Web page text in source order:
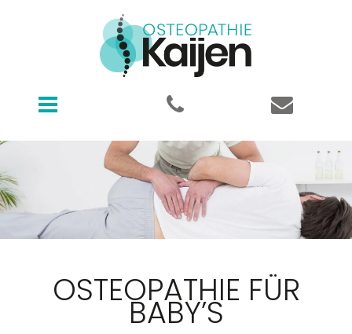
Osteopathie Kaijen
OSTEOPATHIE FÜR
BABY’S